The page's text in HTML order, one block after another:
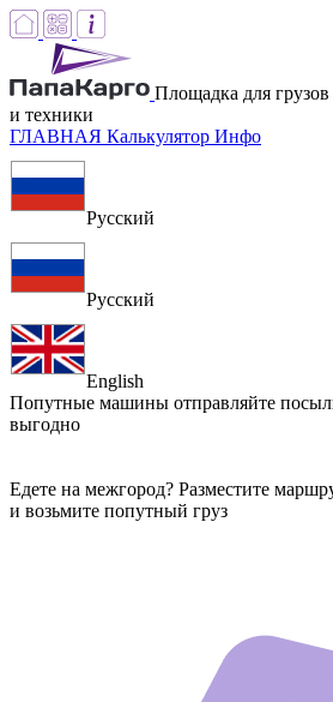
Площадка для грузов
и техники
ГЛАВНАЯ Калькулятор Инфо
Русский
Русский
English
Попутные машины отправляйте
выгодно
Едете на межгород? Разместите
и возьмите попутный груз